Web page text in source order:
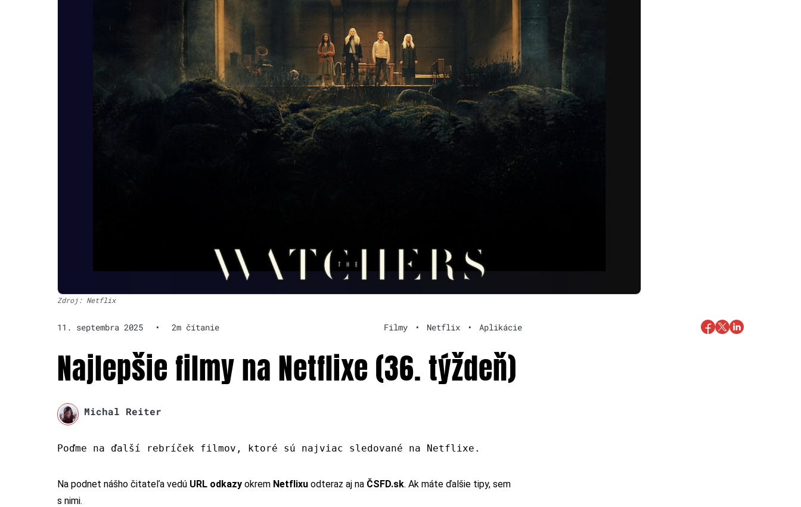
Zdroj: Netflix
11. septembra 2025 • 2m čítanie Filmy • Netflix • Aplikácie
Najlepšie filmy na Netflixe (36. týždeň)
Michal Reiter
Poďme na ďalší rebríček filmov, ktoré sú najviac sledované na Netflixe.
Na podnet nášho čitateľa vedú URL odkazy okrem Netflixu odteraz aj na ČSFD.sk. Ak máte ďalšie tipy, sem
s nimi.